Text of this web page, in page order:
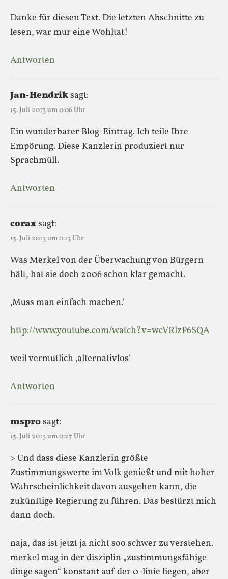
Danke für diesen Text. Die letzten Abschnitte zu
lesen, war mur eine Wohltat!
Antworten
Jan-Hendriksagt:
15. Juli 2013 um 0:06 Uhr
Ein wunderbarer Blog-Eintrag. Ich teile Ihre
Empörung. Diese Kanzlerin produziert nur
Sprachmüll.
Antworten
coraxsagt:
15. Juli 2013 um 0:13 Uhr
Was Merkel von der Überwachung von Bürgern
hält, hat sie doch 2006 schon klar gemacht.
‚Muss man einfach machen.‘
http://www.youtube.com/watch?v=wcVRlzP6SQA
weil vermutlich ‚alternativlos‘
Antworten
msprosagt:
15. Juli 2013 um 0:27 Uhr
> Und dass diese Kanzlerin größte
Zustimmungswerte im Volk genießt und mit hoher
Wahrscheinlichkeit davon ausgehen kann, die
zukünftige Regierung zu führen. Das bestürzt mich
dann doch.
naja, das ist jetzt ja nicht soo schwer zu verstehen.
merkel mag in der disziplin „zustimmungsfähige
dinge sagen“ konstant auf der 0-linie liegen, aber